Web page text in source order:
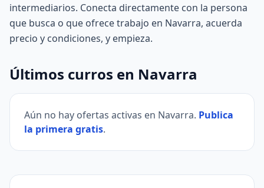
intermediarios. Conecta directamente con la persona
que busca o que ofrece trabajo en Navarra, acuerda
precio y condiciones, y empieza.
Últimos curros en Navarra
Aún no hay ofertas activas en Navarra. Publica
la primera gratis.